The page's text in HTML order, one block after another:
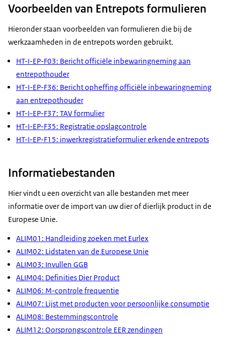
Voorbeelden van Entrepots formulieren
Hieronder staan voorbeelden van formulieren die bij de
werkzaamheden in de entrepots worden gebruikt.
HT-I-EP-F03: Bericht officiële inbewaringneming aan
entrepothouder
HT-I-EP-F36: Bericht opheffing officiële inbewaringneming
aan entrepothouder
HT-I-EP-F37: TAV formulier
HT-I-EP-F35: Registratie opslagcontrole
HT-I-EP-F15: inwerkregistratieformulier erkende entrepots
Informatiebestanden
Hier vindt u een overzicht van alle bestanden met meer
informatie over de import van uw dier of dierlijk product in de
Europese Unie.
ALIM01: Handleiding zoeken met Eurlex
ALIM02: Lidstaten van de Europese Unie
ALIM03: Invullen GGB
ALIM04: Definities Dier Product
ALIM06: M-controle frequentie
ALIM07: Lijst met producten voor persoonlijke consumptie
ALIM08: Bestemmingscontrole
ALIM12: Oorsprongscontrole EER zendingen